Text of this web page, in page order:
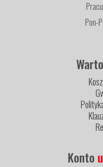
Pon-
Warto
Konto